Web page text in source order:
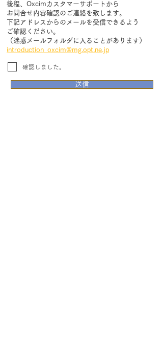
後程、Oxcimカスタマーサポートから
お問合せ内容確認のご連絡を致します。
​下記アドレスからのメールを受信できるよう
ご確認ください。
（迷惑メールフォルダに入ることがあります）
introduction_oxcim@mg.opt.ne.jp
確認しました。
送信